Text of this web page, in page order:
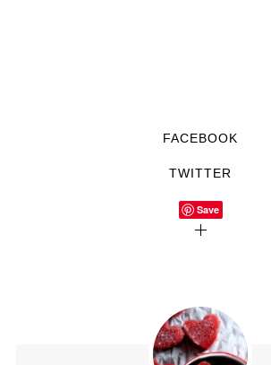
FACEBOOK
TWITTER
Save